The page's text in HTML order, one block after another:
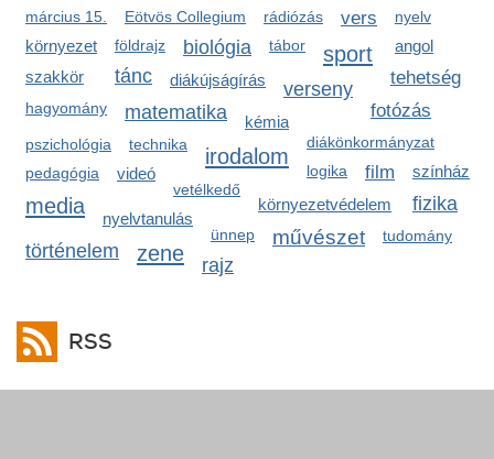
március 15. Eötvös Collegium rádiózás vers nyelv
környezet földrajz biológia tábor angol
sport
szakkör tánc tehetség
diákújságírás verseny
hagyomány matematika fotózás
kémia
diákönkormányzat
pszichológia technika irodalom
logika film színház
pedagógia videó
vetélkedő
környezetvédelem
media
nyelvtanulás
fizika
ünnep művészet
történelem
tudomány
zene rajz
RSS